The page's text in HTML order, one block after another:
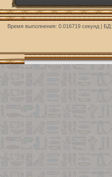
Время выполнения: 0.016719 секунд | БД: